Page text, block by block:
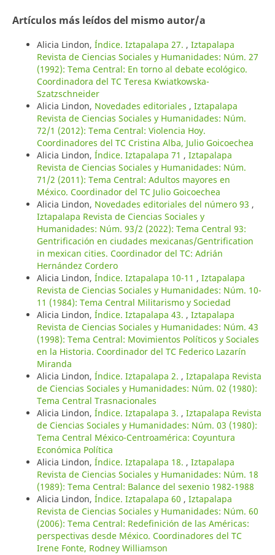
Artículos más leídos del mismo autor/a
Alicia Lindon, Índice. Iztapalapa 27. , Iztapalapa
Revista de Ciencias Sociales y Humanidades: Núm. 27
(1992): Tema Central: En torno al debate ecológico.
Coordinadora del TC Teresa Kwiatkowska-
Szatzschneider
Alicia Lindon, Novedades editoriales , Iztapalapa
Revista de Ciencias Sociales y Humanidades: Núm.
72/1 (2012): Tema Central: Violencia Hoy.
Coordinadores del TC Cristina Alba, Julio Goicoechea
Alicia Lindon, Índice. Iztapalapa 71 , Iztapalapa
Revista de Ciencias Sociales y Humanidades: Núm.
71/2 (2011): Tema Central: Adultos mayores en
México. Coordinador del TC Julio Goicoechea
Alicia Lindon, Novedades editoriales del número 93 ,
Iztapalapa Revista de Ciencias Sociales y
Humanidades: Núm. 93/2 (2022): Tema Central 93:
Gentrificación en ciudades mexicanas/Gentrification
in mexican cities. Coordinador del TC: Adrián
Hernández Cordero
Alicia Lindon, Índice. Iztapalapa 10-11 , Iztapalapa
Revista de Ciencias Sociales y Humanidades: Núm. 10-
11 (1984): Tema Central Militarismo y Sociedad
Alicia Lindon, Índice. Iztapalapa 43. , Iztapalapa
Revista de Ciencias Sociales y Humanidades: Núm. 43
(1998): Tema Central: Movimientos Políticos y Sociales
en la Historia. Coordinador del TC Federico Lazarín
Miranda
Alicia Lindon, Índice. Iztapalapa 2. , Iztapalapa Revista
de Ciencias Sociales y Humanidades: Núm. 02 (1980):
Tema Central Trasnacionales
Alicia Lindon, Índice. Iztapalapa 3. , Iztapalapa Revista
de Ciencias Sociales y Humanidades: Núm. 03 (1980):
Tema Central México-Centroamérica: Coyuntura
Económica Política
Alicia Lindon, Índice. Iztapalapa 18. , Iztapalapa
Revista de Ciencias Sociales y Humanidades: Núm. 18
(1989): Tema Central: Balance del sexenio 1982-1988
Alicia Lindon, Índice. Iztapalapa 60 , Iztapalapa
Revista de Ciencias Sociales y Humanidades: Núm. 60
(2006): Tema Central: Redefinición de las Américas:
perspectivas desde México. Coordinadores del TC
Irene Fonte, Rodney Williamson